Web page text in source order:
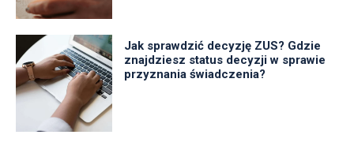
Jak sprawdzić decyzję ZUS? Gdzie
znajdziesz status decyzji w sprawie
przyznania świadczenia?